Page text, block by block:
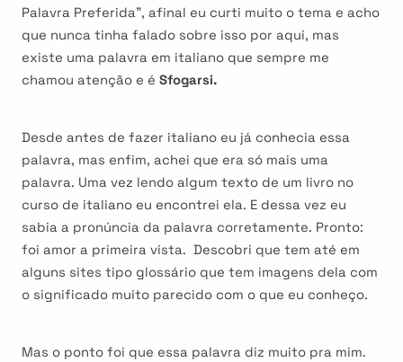
Palavra Preferida”, afinal eu curti muito o tema e acho
que nunca tinha falado sobre isso por aqui, mas
existe uma palavra em italiano que sempre me
chamou atenção e é Sfogarsi.
Desde antes de fazer italiano eu já conhecia essa
palavra, mas enfim, achei que era só mais uma
palavra. Uma vez lendo algum texto de um livro no
curso de italiano eu encontrei ela. E dessa vez eu
sabia a pronúncia da palavra corretamente. Pronto:
foi amor a primeira vista. Descobri que tem até em
alguns sites tipo glossário que tem imagens dela com
o significado muito parecido com o que eu conheço.
Mas o ponto foi que essa palavra diz muito pra mim.